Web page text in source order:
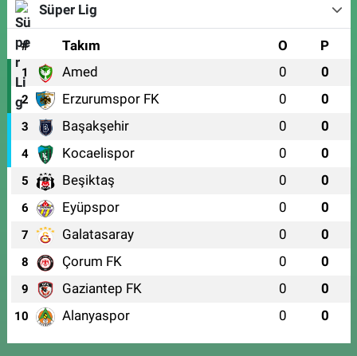
Süper Lig
# Takım O P
1 Amed 0 0
2 Erzurumspor FK 0 0
3 Başakşehir 0 0
4 Kocaelispor 0 0
5 Beşiktaş 0 0
6 Eyüpspor 0 0
7 Galatasaray 0 0
8 Çorum FK 0 0
9 Gaziantep FK 0 0
10 Alanyaspor 0 0